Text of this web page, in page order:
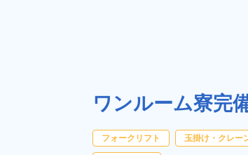
ワンルーム寮完
フォークリフト 玉掛け・クレー